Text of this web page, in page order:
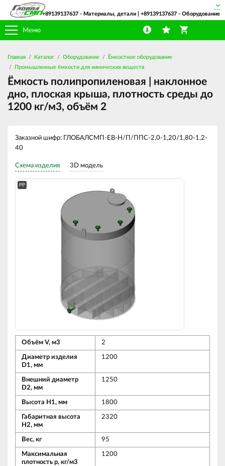
Меню
+89139137637 - Материалы, детали | +89139137637 - Оборудование
Главная Каталог Оборудование
Ёмкостное оборудование
Промышленные ёмкости для химических веществ
Ёмкость полипропиленовая | наклонное
дно, плоская крыша, плотность среды до
1200 кг/м3, объём 2
Заказной шифр: ГЛОБАЛСМП-ЕВ-Н/П/ППС-2,0-1,20/1,80-1,2-
40
Схема изделия 3D модель
PP
Объём V, м3 2
Диаметр изделия
D1, мм
1200
Внешний диаметр
D2, мм
1250
Высота Н1, мм 1800
Габаритная высота
Н2, мм
2320
Вес, кг 95
Максимальная
плотность р, кг/м3
1200